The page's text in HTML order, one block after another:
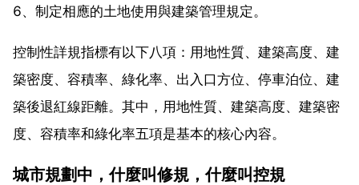
6、制定相應的土地使用與建築管理規定。
控制性詳規指標有以下八項：用地性質、建築高度、建
築密度、容積率、綠化率、出入口方位、停車泊位、建
築後退紅線距離。其中，用地性質、建築高度、建築密
度、容積率和綠化率五項是基本的核心內容。
城市規劃中，什麼叫修規，什麼叫控規